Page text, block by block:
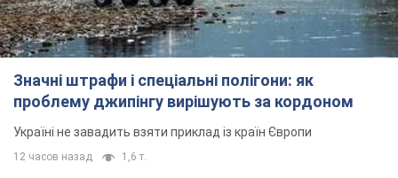
Значні штрафи і спеціальні полігони: як
проблему джипінгу вирішують за кордоном
Україні не завадить взяти приклад із країн Європи
12 часов назад 1,6 т.